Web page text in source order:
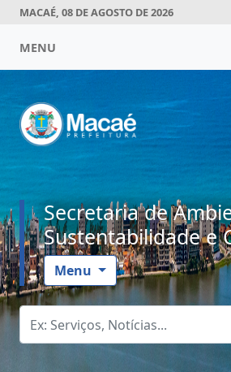
MACAÉ, 08 DE AGOSTO DE 2026
MENU
Secretaria de
Sustentabilidade e
Menu